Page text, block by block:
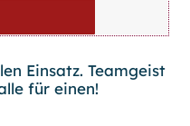
Einsatz. Teamgeist
für einen!